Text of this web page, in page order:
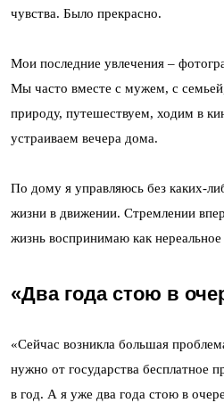
чувства. Было прекрасно.
Мои последние увлечения –
Мы часто вместе с мужем, с
природу, путешествуем, ходим в
устраиваем вечера дома.
По дому я управляюсь без каких-
жизни в движении. Стремлении
жизнь воспринимаю как
«Два года стою в
«Сейчас возникла большая
нужно от государства бесплатное
в год. А я уже два года стою в